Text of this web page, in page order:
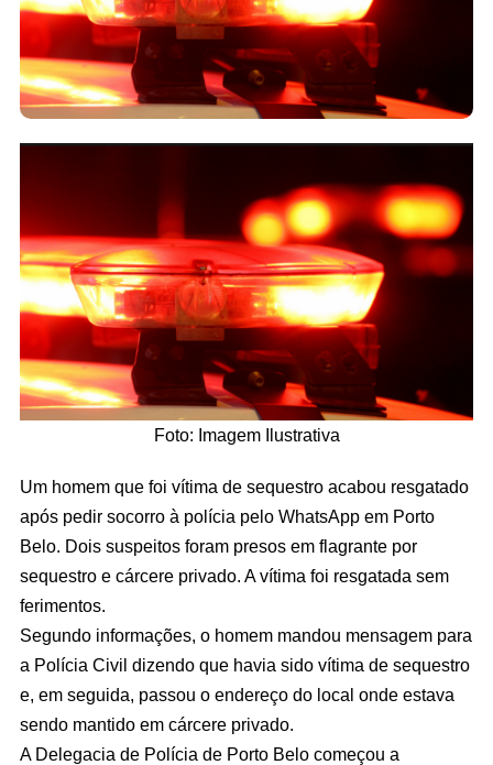
Foto: Imagem Ilustrativa
Um homem que foi vítima de sequestro acabou resgatado
após pedir socorro à polícia pelo WhatsApp em Porto
Belo. Dois suspeitos foram presos em flagrante por
sequestro e cárcere privado. A vítima foi resgatada sem
ferimentos.
Segundo informações, o homem mandou mensagem para
a Polícia Civil dizendo que havia sido vítima de sequestro
e, em seguida, passou o endereço do local onde estava
sendo mantido em cárcere privado.
A Delegacia de Polícia de Porto Belo começou a